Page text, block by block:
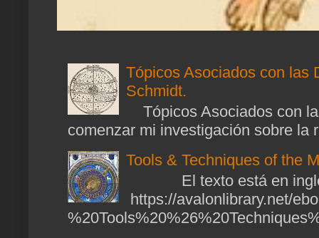
Tópicos Asociados con las
Schmidt.
Tópicos Asociados con
comenzar mi investigación sobre la
Tools & Techniques of the
El texto está en
https://avalonlibrary.net/